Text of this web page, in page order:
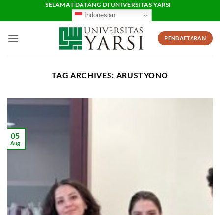
SELAMAT DATANG DI UNIVERSITAS YARSI
Indonesian
PENDAFTARAN
TAG ARCHIVES: ARUSTYONO
05
Aug